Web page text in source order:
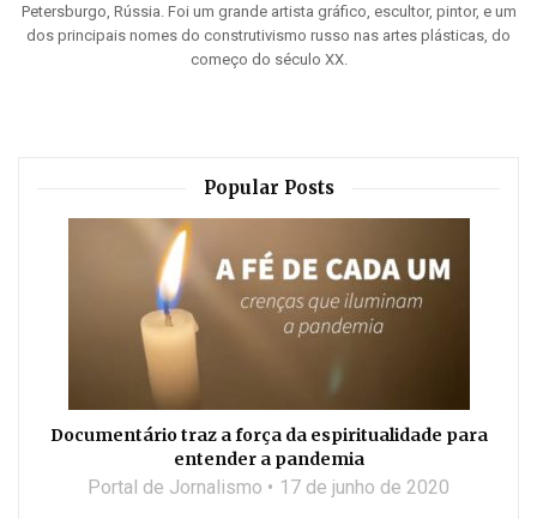
Petersburgo, Rússia. Foi um grande artista gráfico, escultor, pintor, e um
dos principais nomes do construtivismo russo nas artes plásticas, do
começo do século XX.
Popular Posts
Documentário traz a força da espiritualidade para
entender a pandemia
Portal de Jornalismo 17 de junho de 2020